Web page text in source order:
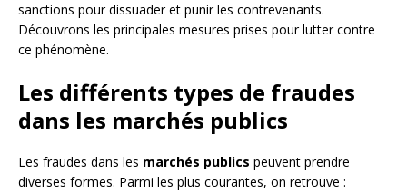
sanctions pour dissuader et punir les contrevenants.
Découvrons les principales mesures prises pour lutter contre
ce phénomène.
Les différents types de fraudes
dans les marchés publics
Les fraudes dans les marchés publics peuvent prendre
diverses formes. Parmi les plus courantes, on retrouve :